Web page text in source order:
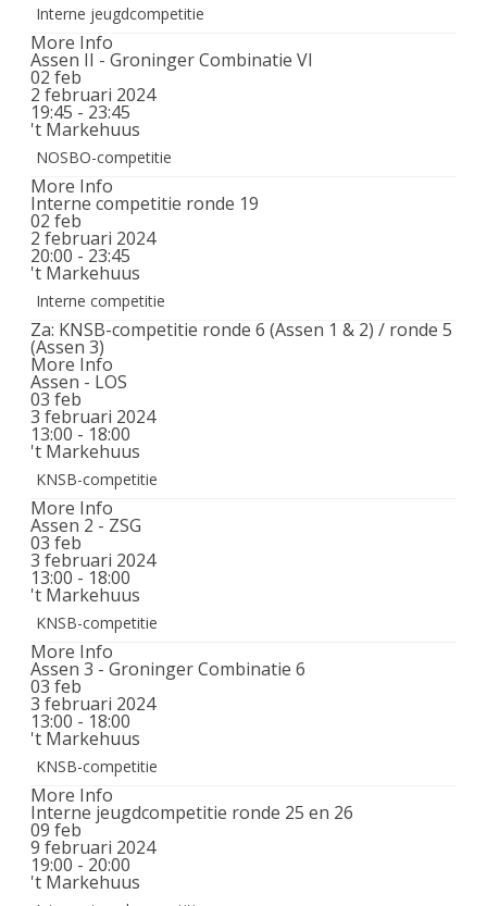
Interne jeugdcompetitie
More Info
Assen II - Groninger Combinatie VI
02 feb
2 februari 2024
19:45 - 23:45
't Markehuus
NOSBO-competitie
More Info
Interne competitie ronde 19
02 feb
2 februari 2024
20:00 - 23:45
't Markehuus
Interne competitie
Za: KNSB-competitie ronde 6 (Assen 1 & 2) / ronde 5
(Assen 3)
More Info
Assen - LOS
03 feb
3 februari 2024
13:00 - 18:00
't Markehuus
KNSB-competitie
More Info
Assen 2 - ZSG
03 feb
3 februari 2024
13:00 - 18:00
't Markehuus
KNSB-competitie
More Info
Assen 3 - Groninger Combinatie 6
03 feb
3 februari 2024
13:00 - 18:00
't Markehuus
KNSB-competitie
More Info
Interne jeugdcompetitie ronde 25 en 26
09 feb
9 februari 2024
19:00 - 20:00
't Markehuus